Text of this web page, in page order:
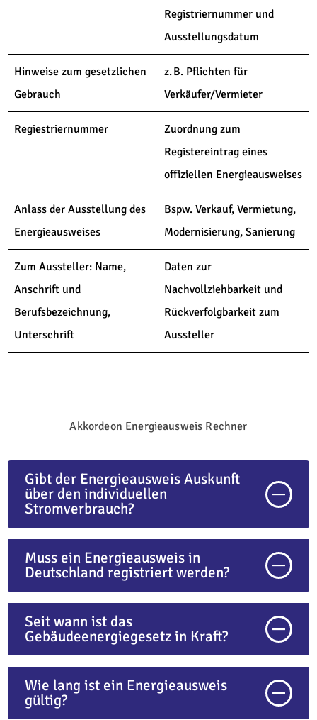
Registriernummer und
Ausstellungsdatum
Hinweise zum gesetzlichen
Gebrauch
z. B. Pflichten für
Verkäufer/Vermieter
Regiestriernummer
Zuordnung zum
Registereintrag eines
offiziellen Energieausweises
Anlass der Ausstellung des
Energieausweises
Bspw. Verkauf, Vermietung,
Modernisierung, Sanierung
Zum Aussteller: Name,
Anschrift und
Berufsbezeichnung,
Unterschrift
Daten zur
Nachvollziehbarkeit und
Rückverfolgbarkeit zum
Aussteller
Akkordeon Energieausweis Rechner
Gibt der Energieausweis Auskunft
über den individuellen
Stromverbrauch?
Muss ein Energieausweis in
Deutschland registriert werden?
Seit wann ist das
Gebäudeenergiegesetz in Kraft?
Wie lang ist ein Energieausweis
gültig?